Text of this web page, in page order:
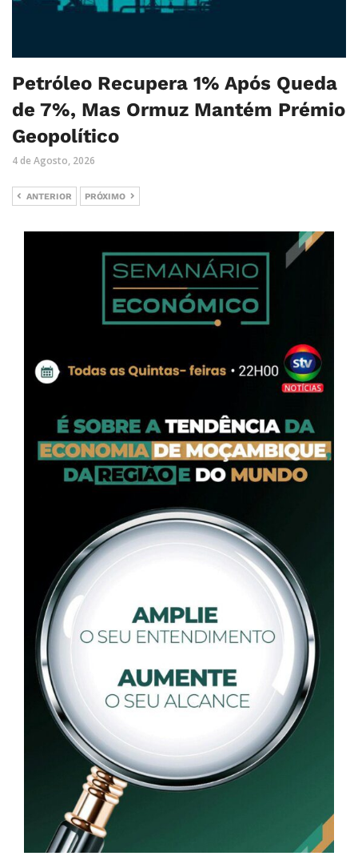
Petróleo Recupera 1% Após Queda
de 7%, Mas Ormuz Mantém Prémio
Geopolítico
4 de Agosto, 2026
ANTERIOR PRÓXIMO